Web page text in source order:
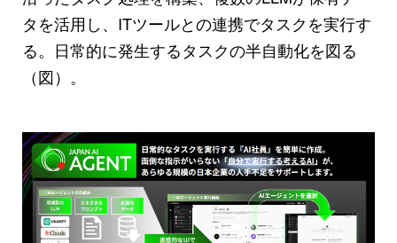
タを活用し、ITツールとの連携でタスクを実行す
る。日常的に発生するタスクの半自動化を図る
（図）。